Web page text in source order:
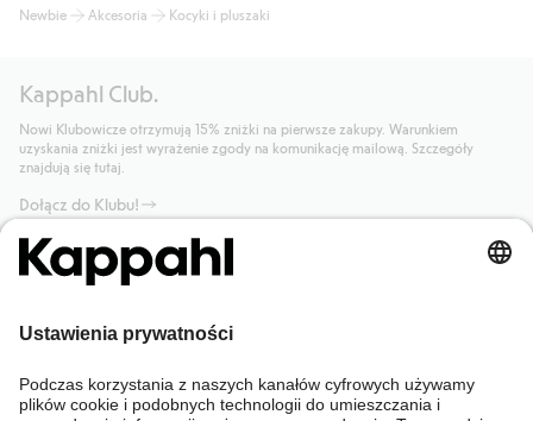
Newbie Akcesoria Kocyki i pluszaki
Kappahl Club.
Nowi Klubowicze otrzymują 15% zniżki na pierwsze zakupy. Warunkiem
uzyskania zniżki jest wyrażenie zgody na komunikację mailową. Szczegóły
znajdują się tutaj.
Dołącz do Klubu!